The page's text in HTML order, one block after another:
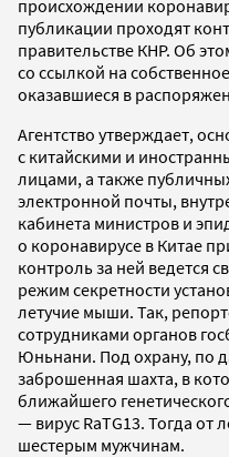
происхождении
публикации проходят
правительстве КНР. Об
со ссылкой на
оказавшиеся в
Агентство утверждает,
с китайскими и
лицами, а также
электронной почты,
кабинета министров и
о коронавирусе в Китае
контроль за ней ведется
режим секретности
летучие мыши. Так,
сотрудниками органов
Юньнани. Под охрану, по
заброшенная шахта, в
ближайшего
— вирус RaTG13. Тогда от
шестерым мужчинам.